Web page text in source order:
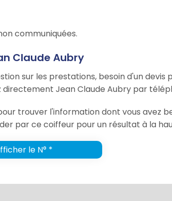
communiquées.
Claude Aubry
sur les prestations, besoin d'un
Jean Claude Aubry par
trouver l'information dont vous avez
par ce coiffeur pour un résultat à la
le N° *